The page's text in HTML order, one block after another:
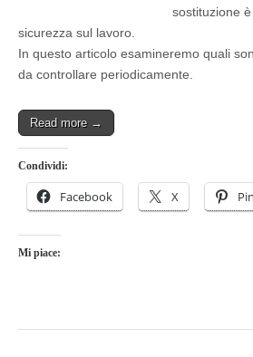
sostituzione
sicurezza sul lavoro.
In questo articolo esamineremo quali
da controllare periodicamente.
Read more →
Condividi:
Facebook X
Mi piace: